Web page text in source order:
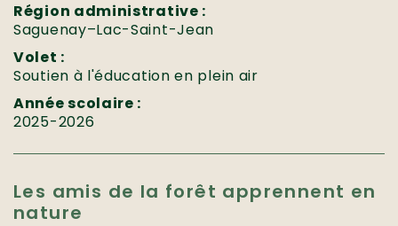
Région administrative :
Saguenay–Lac-Saint-Jean
Volet :
Soutien à l'éducation en plein air
Année scolaire :
2025-2026
Les amis de la forêt apprennent en
nature